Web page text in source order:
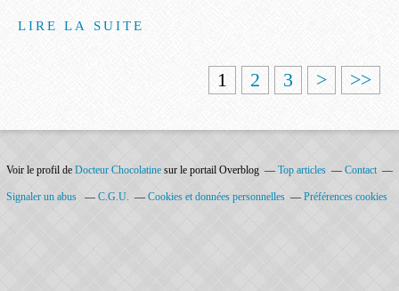
LIRE LA SUITE
1 2 3 > >>
Voir le profil de Docteur Chocolatine sur le portail Overblog Top articles Contact
Signaler un abus C.G.U. Cookies et données personnelles Préférences cookies